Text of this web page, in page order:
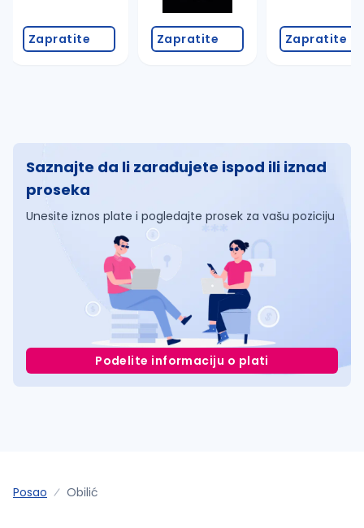
Zapratite Zapratite Zapratite
Saznajte da li zarađujete ispod ili iznad
proseka
Unesite iznos plate i pogledajte prosek za vašu poziciju
Podelite informaciju o plati
Posao Obilić